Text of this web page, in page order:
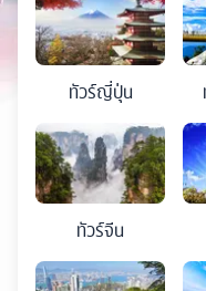
ทัวร์ญี่ปุ่น
ทัวร์จีน